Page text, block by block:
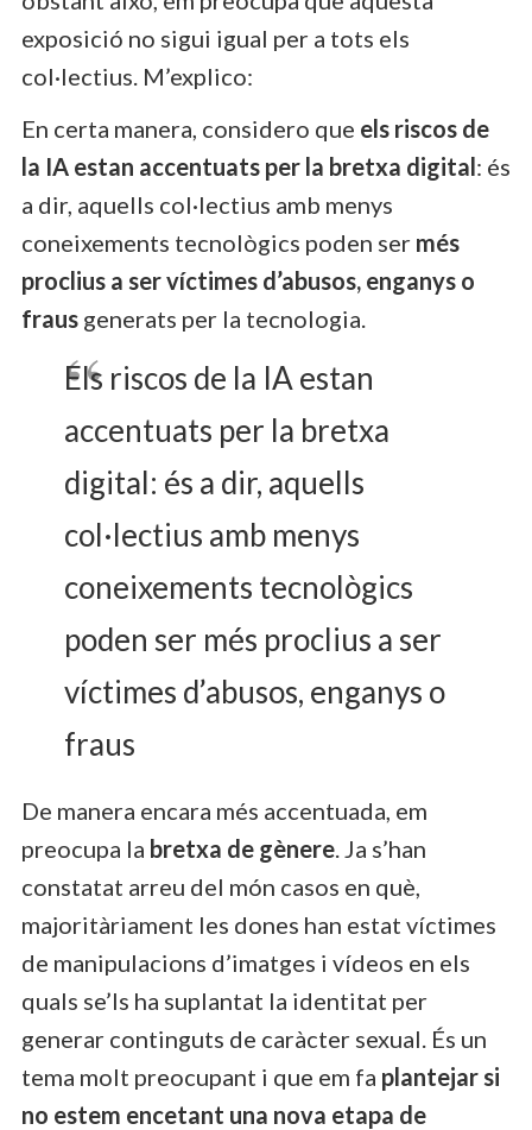
exposició no sigui igual per a tots els
col·lectius. M’explico:
En certa manera, considero que els riscos de
la IA estan accentuats per la bretxa digital: és
a dir, aquells col·lectius amb menys
coneixements tecnològics poden ser més
proclius a ser víctimes d’abusos, enganys o
fraus generats per la tecnologia.
Els riscos de la IA estan
accentuats per la bretxa
digital: és a dir, aquells
col·lectius amb menys
coneixements tecnològics
poden ser més proclius a ser
víctimes d’abusos, enganys o
fraus
De manera encara més accentuada, em
preocupa la bretxa de gènere. Ja s’han
constatat arreu del món casos en què,
majoritàriament les dones han estat víctimes
de manipulacions d’imatges i vídeos en els
quals se’ls ha suplantat la identitat per
generar continguts de caràcter sexual. És un
tema molt preocupant i que em fa plantejar si
no estem encetant una nova etapa de